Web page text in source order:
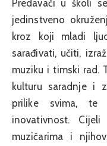
Predavači u školi
jedinstveno
kroz koji mladi
sarađivati, učiti,
muziku i timski rad.
kulturu saradnje i
prilike svima, te
inovativnost.
muzičarima i